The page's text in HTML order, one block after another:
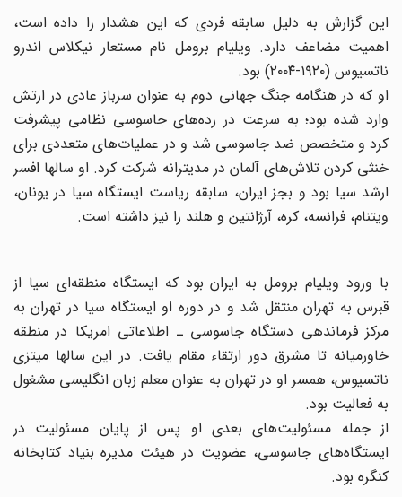
این گزارش به دلیل سابقه فردی که این هشدار را داده است،
اهمیت مضاعف دارد. ویلیام برومل نام مستعار نیکلاس اندرو
ناتسیوس (۱۹۲۰-۲۰۰۴) بود.
او که در هنگامه جنگ جهانی دوم به عنوان سرباز عادی در ارتش
وارد شده بود؛ به سرعت در رده‌های جاسوسی نظامی پیشرفت
کرد و متخصص ضد جاسوسی شد و در عملیات‌های متعددی برای
خنثی کردن تلاش‌های آلمان در مدیترانه شرکت کرد. او سالها افسر
ارشد سیا بود و بجز ایران، سابقه ریاست ایستگاه سیا در یونان،
ویتنام، فرانسه، کره، آرژانتین و هلند را نیز داشته است.
با ورود ویلیام برومل به ایران بود که ایستگاه منطقه‌ای سیا از
قبرس به تهران منتقل شد و در دوره او ایستگاه سیا در تهران به
مرکز فرماندهی دستگاه جاسوسی ـ اطلاعاتی امریکا در منطقه
خاورمیانه تا مشرق دور ارتقاء مقام یافت. در این سالها میتزی
ناتسیوس، همسر او در تهران به عنوان معلم زبان انگلیسی مشغول
به فعالیت بود.
از جمله مسئولیت‌های بعدی او پس از پایان مسئولیت در
ایستگاه‌های جاسوسی، عضویت در هیئت مدیره بنیاد کتابخانه
کنگره بود.